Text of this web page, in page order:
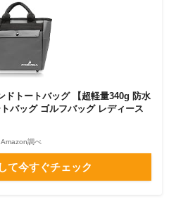
ドトートバッグ 【超軽量340g 防水
バッグ ゴルフバッグ レディース
調べ
て今すぐチェック